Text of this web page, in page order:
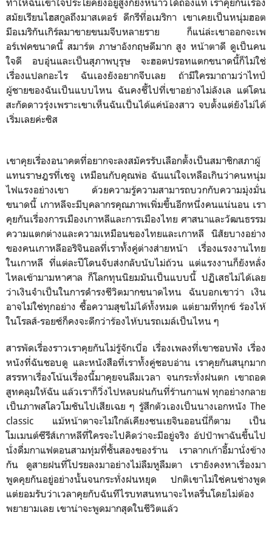
ทำให้ฉันเข้าใจประโยคยิ่งอยู่สูงก็ยิ่งหนาวได้ถ่องแท้ เราคุยกันเรื่อง
สมัยเรียนไฮสกูลถึงมาสเตอร์ ​ดีกรีที่อเมริกา เขาเคยเป็นหนุ่มฮอต
มีอเมริกันเกิร์ลมาขายขนมจีบหลายราย ก็แน่ล่ะเขาออกจะเพ
อร์เฟคขนาดนี้ สมาร์ต ภาษาอังกฤษดีมาก สูง หน้าตาดี ดูเป็นคน
ใจดี อบอุ่นและเป็นสุภาพบุรุษ จะฮอตปรอทแตกขนาดนี้ก็ไม่ใช่
เรื่องแปลกอะไร ฉันเองยังอยากจีบเลย ถ้ามีใครมาถามว่าไทป์
ผู้ชายของฉันเป็นแบบไหน ฉันคงชี้ไปที่เขาอย่างไม่ลังเล แต่โดน
สะกัดดาวรุ่งเพราะเขาเห็นฉันเป็นได้แค่น้องสาว จบตั้งแต่ยังไม่ได้
เริ่มเลยค่ะซิส
เขาคุยเรื่องอนาคตที่อยากจะลงสมัครรับเลือกตั้งเป็นสมาชิกสภาผู้
แทนราษฎรที่เชจู เหมือนกับคุณพ่อ ฉันแน่ใจเหลือเกินว่าคนหนุ่ม
ไฟแรงอย่างเขา ด้วยความรู้​ความสามารถ​บวกกับความมุ่งมั่น
ขนาดนี้ เกาหลีจะมีบุคลากร​คุณภาพเพิ่มขึ้นอีกหนึ่งคนแน่นอน เรา
คุยกันเรื่องการเมืองเกาหลี​และการเมืองไทย ศาสนาและวัฒนธรรม
ความแตกต่างและความเหมือนของไทยและเกาหลี นิสัยบางอย่าง
ของคนเกาหลีออริจินอลที่เราทั้งคู่​ต่างส่ายหน้า เรื่องแรงงานไทย
ในเกาหลี ที่แต่ละปีโดนจับส่งกลับนับไม่ถ้วน แต่แรงงานก็ยังหลั่ง
ไหล​เข้ามามหาศาล ก็โลกทุนนิยมมันเป็นแบบนี้ ปฏิเสธ​ไม่ได้เลย
ว่าเงินจำเป็นในการดำรงชีวิตมากขนาดไหน ฉันบอกเขาว่า เงิน
อาจไม่ใช่ทุกอย่าง ซื้อความสุขไม่ได้ทั้งหมด แต่ยามที่ทุกข์​ ร้องไห้
ในโรลส์-รอยซ์ก็คงจะดีกว่าร้องไห้บนรถเมล์เป็นไหน ๆ
สารพัดเรื่องราวเราคุยกันไม่รู้​จักเบื่อ เรื่องเพลงที่เขาชอบฟัง เรื่อง
หนังที่ฉันชอบดู และหนังสือที่เราทั้งคู่ชอบอ่าน เราคุยกันสนุกมาก
สรรหาเรื่องโน้นเรื่องนี้มาคุยจนลืมเวลา จนกระทั่งฝนตก เขาถอด
สูทคลุมให้ฉัน แล้วเราก็วิ่งไปหลบฝนกันที่ร้านกาแฟ ทุกอย่างกลาย
เป็นภาพสโลวโมชันไปเสียเฉย ๆ รู้สึกตัวเองเป็นนางเอกหนัง The
classic แม้หน้าตาจะไม่ใกล้เคียงซนเยจินออนนี่ก็ตาม เป็น
โมเมนต์ซีรีส์เกาหลีที่ใครจะไปคิดว่าจะมีอยู่จริง อ้ปป้าพาฉันขึ้นไป
นั่งดื่มกาแฟตอนสามทุ่มที่ชั้นสองของร้าน เราลากเก้าอี้มานั่งข้าง
กัน ดูสายฝนที่โปรยลงมาอย่างไม่ลืมหูลืมตา เรายังคงหาเรื่องมา
พูดคุยกันอยู่​อย่างนั้นจนกระทั่ง​ฝนหยุด ปกติเขาไม่ใช่คนช่างพูด
แต่ยอมรับว่าเวลาคุยกับฉันทีไรบทสนทนา​จะไหลรื่นโดยไม่ต้อง
พยายามเลย เขาน่าจะพูดมากสุดในชีวิตแล้ว